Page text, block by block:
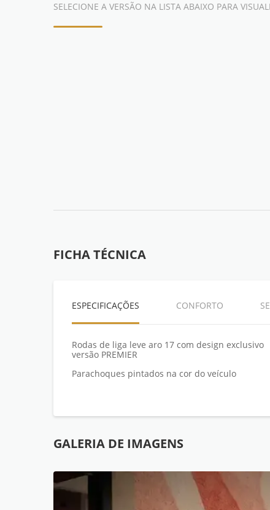
SELECIONE A VERSÃO NA LISTA ABAIXO PARA
FICHA TÉCNICA
ESPECIFICAÇÕES CONFORTO
Rodas de liga leve aro 17 com design exclusivo
versão PREMIER
Parachoques pintados na cor do veículo
GALERIA DE IMAGENS